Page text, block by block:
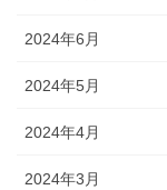
2024年6月
2024年5月
2024年4月
2024年3月